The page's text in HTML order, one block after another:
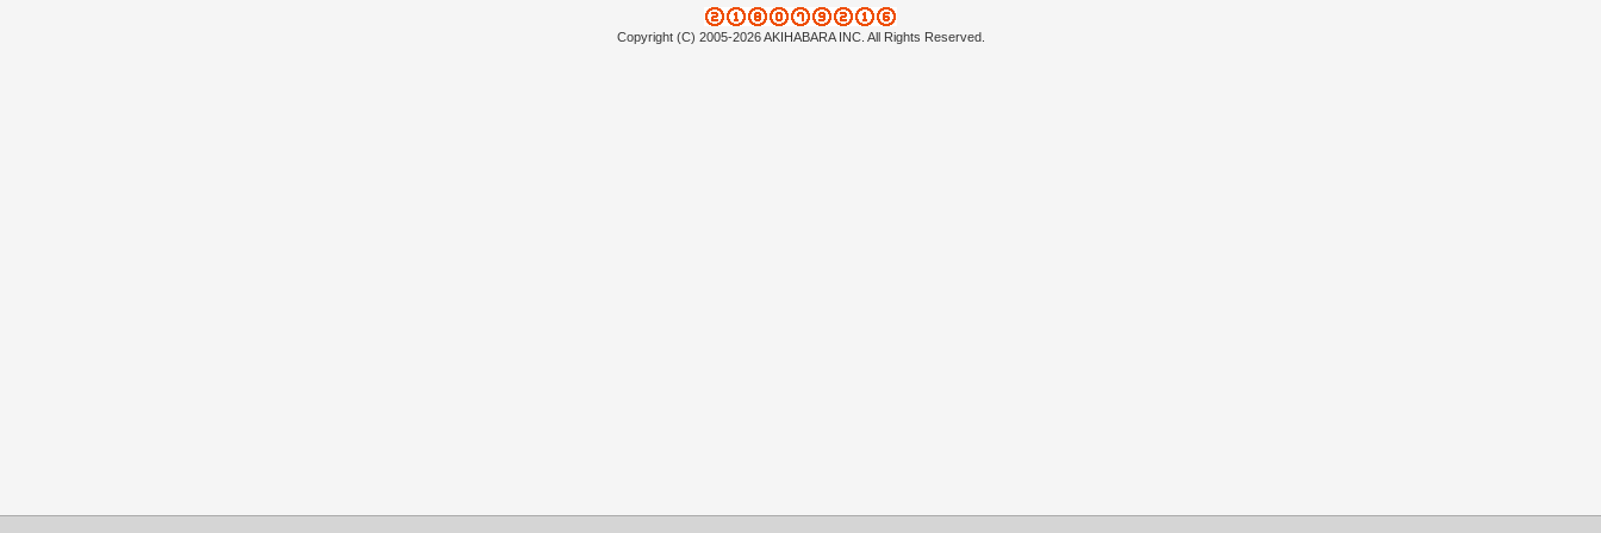
Copyright (C) 2005-2026 AKIHABARA INC. All Rights Reserved.